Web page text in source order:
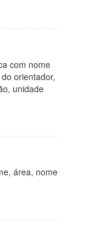
com nome
orientador,
unidade
área, nome